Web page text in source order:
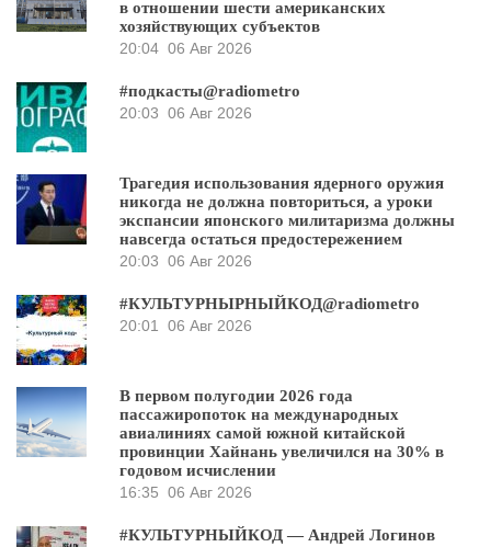
в отношении шести американских
хозяйствующих субъектов
20:04 06 Авг 2026
#подкасты@radiometro
20:03 06 Авг 2026
Трагедия использования ядерного оружия
никогда не должна повториться, а уроки
экспансии японского милитаризма должны
навсегда остаться предостережением
20:03 06 Авг 2026
#КУЛЬТУРНЫРНЫЙКОД@radiometro
20:01 06 Авг 2026
В первом полугодии 2026 года
пассажиропоток на международных
авиалиниях самой южной китайской
провинции Хайнань увеличился на 30% в
годовом исчислении
16:35 06 Авг 2026
#КУЛЬТУРНЫЙКОД — Андрей Логинов